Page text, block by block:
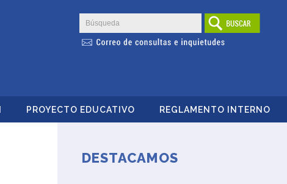
PROYECTO EDUCATIVO REGLAMENTO INTERNO
DESTACAMOS